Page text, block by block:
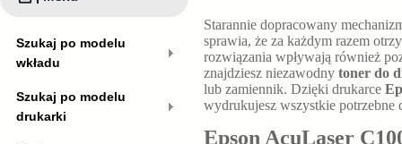
Starannie dopracowany
sprawia, że za każdym razem
rozwiązania wpływają również
znajdziesz niezawodny toner do
lub zamiennik. Dzięki drukarce
wydrukujesz wszystkie potrzebne
Epson AcuLaser
Szukaj po modelu
wkładu
Szukaj po modelu
drukarki